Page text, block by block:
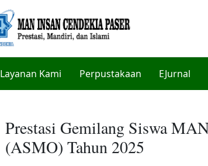
Layanan Kami Perpustakaan EJurnal
Prestasi Gemilang Siswa
(ASMO) Tahun 2025